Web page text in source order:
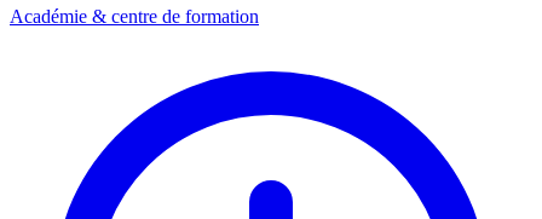
Académie & centre de formation